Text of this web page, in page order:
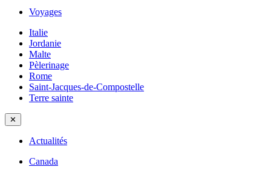
Voyages
Italie
Jordanie
Malte
Pèlerinage
Rome
Saint-Jacques-de-Compostelle
Terre sainte
✕
Actualités
Canada